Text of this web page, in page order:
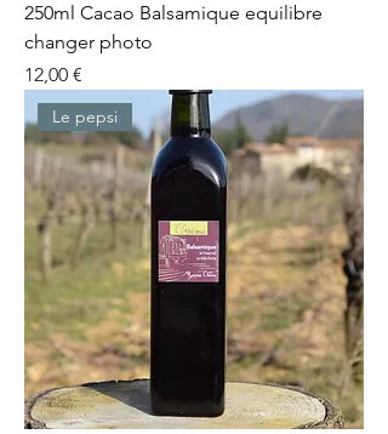
250ml Cacao Balsamique equilibre
changer photo
Prix
12,00 €
Le pepsi